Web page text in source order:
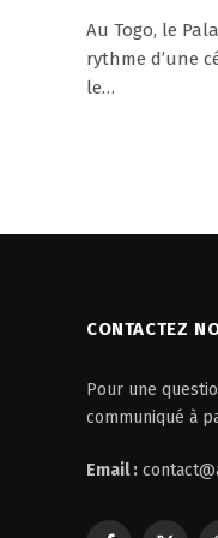
Au Togo, le
rythme d’une
le…
CONTACTEZ
Pour une
communiqué à
Email :